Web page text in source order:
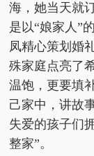
海，她当天就
是以“娘家人”
凤精心策划婚
殊家庭点亮了
温饱，更要填
己家中，讲故
失爱的孩子们
整家”。